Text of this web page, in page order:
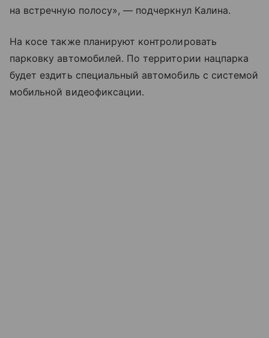
на встречную полосу», — подчеркнул Калина.
На косе также планируют контролировать
парковку автомобилей. По территории нацпарка
будет ездить специальный автомобиль с системой
мобильной видеофиксации.